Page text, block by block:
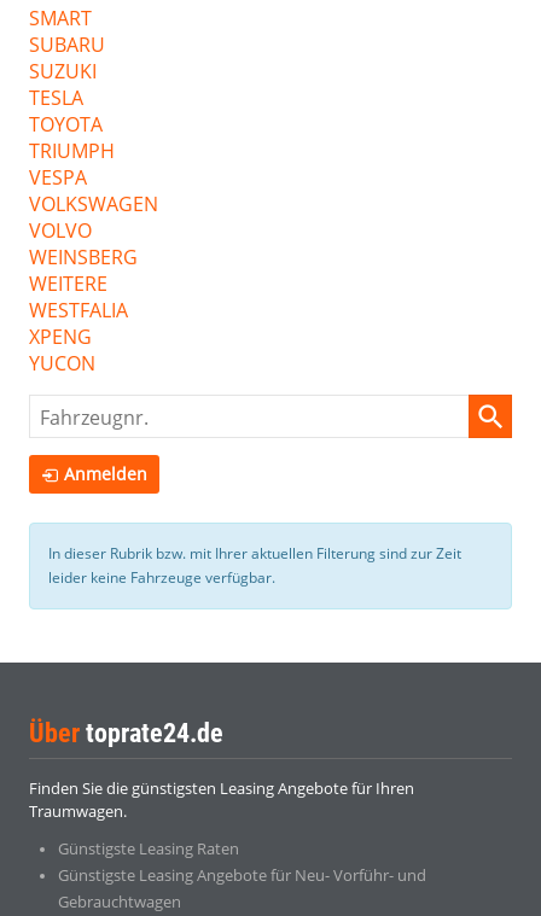
In dieser Rubrik bzw. mit Ihrer aktuellen Filterung sind zur Zeit
leider keine Fahrzeuge verfügbar.
SMART
SUBARU
SUZUKI
TESLA
TOYOTA
TRIUMPH
VESPA
VOLKSWAGEN
VOLVO
WEINSBERG
WEITERE
WESTFALIA
XPENG
YUCON
Fahrzeugnr.
Anmelden
Über toprate24.de
Finden Sie die günstigsten Leasing Angebote für Ihren
Traumwagen.
Günstigste Leasing Raten
Günstigste Leasing Angebote für Neu- Vorführ- und
Gebrauchtwagen